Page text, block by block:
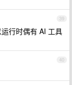
39
行时偶有 AI 工具
40